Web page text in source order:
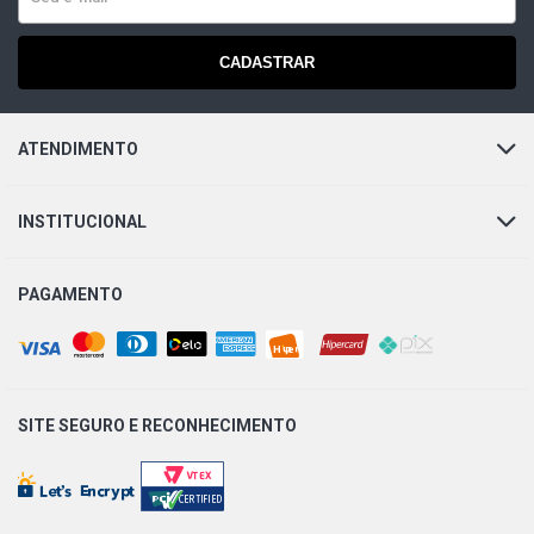
206 SW-PRESENCE SW 1.6 16V FLEX (2005 - 2007)
CADASTRAR
ATENDIMENTO
INSTITUCIONAL
PAGAMENTO
SITE SEGURO E RECONHECIMENTO